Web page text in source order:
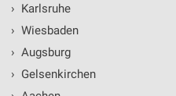
› Karlsruhe
› Wiesbaden
› Augsburg
› Gelsenkirchen